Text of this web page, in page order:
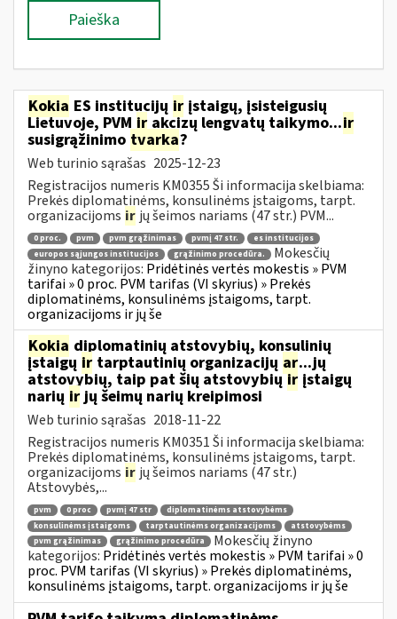
Paieška
Kokia ES institucijų ir įstaigų, įsisteigusių
Lietuvoje, PVM ir akcizų lengvatų taikymo...ir
susigrąžinimo tvarka?
Web turinio sąrašas 2025-12-23
Registracijos numeris KM0355 Ši informacija skelbiama:
Prekės diplomatinėms, konsulinėms įstaigoms, tarpt.
organizacijoms ir jų šeimos nariams (47 str.) PVM...
0 proc. pvm pvm grąžinimas pvmį 47 str.
es institucijos
europos sąjungos institucijos
grąžinimo procedūra.
Mokesčių
žinyno kategorijos: Pridėtinės vertės mokestis » PVM
tarifai » 0 proc. PVM tarifas (VI skyrius) » Prekės
diplomatinėms, konsulinėms įstaigoms, tarpt.
organizacijoms ir jų še
Kokia diplomatinių atstovybių, konsulinių
įstaigų ir tarptautinių organizacijų ar...jų
atstovybių, taip pat šių atstovybiųir įstaigų
narių irjų šeimų narių kreipimosi
Web turinio sąrašas 2018-11-22
Registracijos numeris KM0351 Ši informacija skelbiama:
Prekės diplomatinėms, konsulinėms įstaigoms, tarpt.
organizacijoms ir jų šeimos nariams (47 str.)
Atstovybės,...
pvm 0 proc pvmį 47 str
diplomatinėms atstovybėms
konsulinėms įstaigoms
tarptautinėms organizacijoms
atstovybėms
pvm grąžinimas
grąžinimo procedūra
Mokesčių žinyno
kategorijos: Pridėtinės vertės mokestis » PVM tarifai » 0
proc. PVM tarifas (VI skyrius) » Prekės diplomatinėms,
konsulinėms įstaigoms, tarpt. organizacijoms ir jų še